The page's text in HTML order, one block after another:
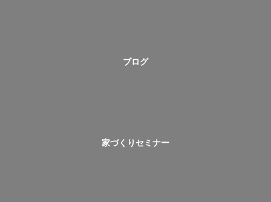
ブログ
家づくりセミナー